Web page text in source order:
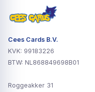
Cees Cards B.V.
KVK: 99183226
BTW: NL868849698B01
Roggeakker 31